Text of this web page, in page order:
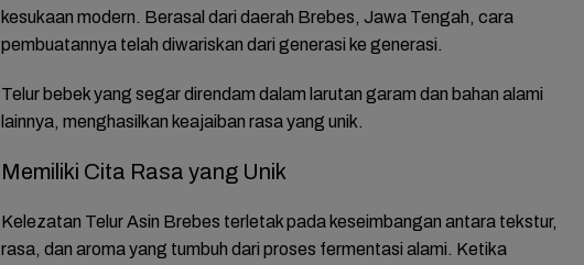
kesukaan modern. Berasal dari daerah Brebes, Jawa Tengah, cara
pembuatannya telah diwariskan dari generasi ke generasi.
Telur bebek yang segar direndam dalam larutan garam dan bahan alami
lainnya, menghasilkan keajaiban rasa yang unik.
Memiliki Cita Rasa yang Unik
Kelezatan Telur Asin Brebes terletak pada keseimbangan antara tekstur,
rasa, dan aroma yang tumbuh dari proses fermentasi alami. Ketika